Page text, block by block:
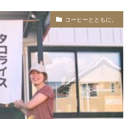
コーヒーとともに。